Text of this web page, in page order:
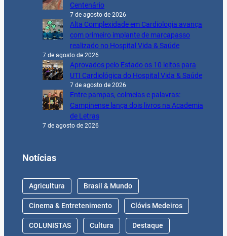
Centenário
7 de agosto de 2026
Alta Complexidade em Cardiologia avança
com primeiro implante de marcapasso
realizado no Hospital Vida & Saúde
7 de agosto de 2026
Aprovados pelo Estado os 10 leitos para
UTI Cardiológica do Hospital Vida & Saúde
7 de agosto de 2026
Entre pampas, colmeias e palavras:
Campinense lança dois livros na Academia
de Letras
7 de agosto de 2026
Notícias
Agricultura Brasil & Mundo
Cinema & Entretenimento Clóvis Medeiros
COLUNISTAS Cultura Destaque